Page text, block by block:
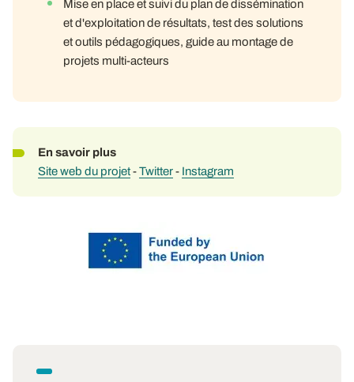
Mise en place et suivi du plan de dissémination
et d'exploitation de résultats, test des solutions
et outils pédagogiques, guide au montage de
projets multi-acteurs
En savoir plus
Site web du projet-Twitter- Instagram